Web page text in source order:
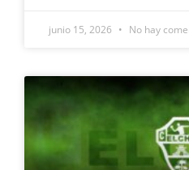
junio 15, 2026 No hay